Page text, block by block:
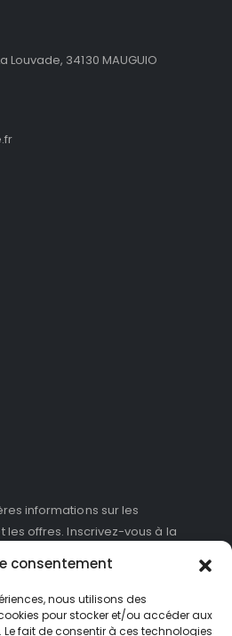
consentement
nous utilisons des
pour stocker et/ou accéder aux
fait de consentir à ces technologies
Louvade, 34130 MAUGUIO
informations sur les
les offres. Inscrivez-vous à la